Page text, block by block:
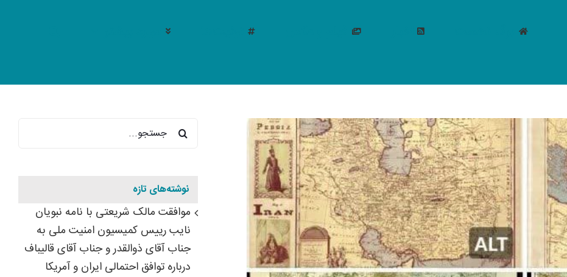
نام
جستجو
برای:
نوشته‌های تازه
موافقت مالک شریعتی با نامه نبویان
نایب رییس کمیسیون امنیت ملی به
جناب آقای ذوالقدر و جناب آقای قالیباف
درباره توافق احتمالی ایران و آمریکا